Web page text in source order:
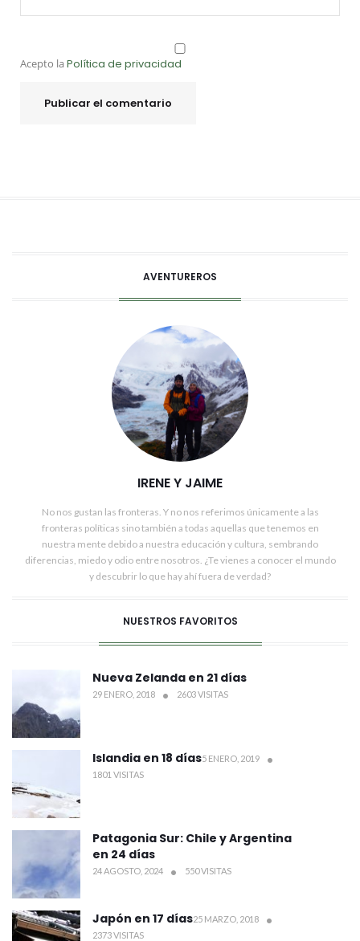
Acepto la Política de privacidad
AVENTUREROS
IRENE Y JAIME
No nos gustan las fronteras. Y no nos referimos únicamente a las
fronteras políticas sino también a todas aquellas que tenemos en
nuestra mente debido a nuestra educación y cultura, sembrando
diferencias, miedo y odio entre nosotros. ¿Te vienes a conocer el mundo
y descubrir lo que hay ahí fuera de verdad?
NUESTROS FAVORITOS
Nueva Zelanda en 21 días
29 ENERO, 2018 2603 VISITAS
Islandia en 18 días5 ENERO, 2019
1801 VISITAS
Patagonia Sur: Chile y Argentina
en 24 días
24 AGOSTO, 2024 550 VISITAS
Japón en 17 días25 MARZO, 2018
2373 VISITAS